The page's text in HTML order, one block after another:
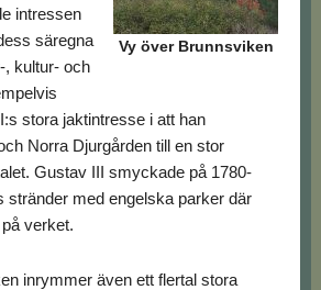
Vy över Brunnsviken
intressen
säregna
, kultur- och
stora jaktintresse i att han
Norra Djurgården till en stor
Gustav III smyckade på 1780-
stränder med engelska parker där
verket.
inrymmer även ett flertal stora